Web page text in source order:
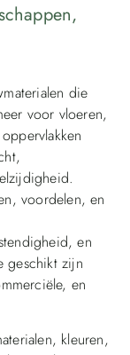
die
voor vloeren,
voordelen, en
en
geschikt zijn
en
kleuren,